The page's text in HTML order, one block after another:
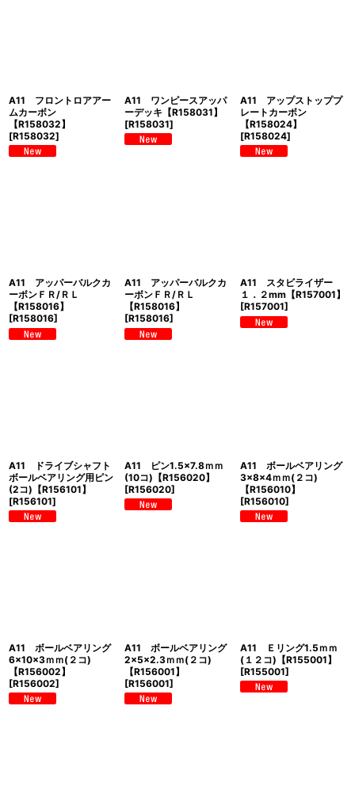
A11 フロントロアアー
ムカーボン
【R158032】
[R158032]
A11 ワンピースアッパ
ーデッキ【R158031】
[R158031]
A11 アップストッププ
レートカーボン
【R158024】
[R158024]
A11 アッパーバルクカ
ーボンＦＲ/ＲＬ
【R158016】
[R158016]
A11 アッパーバルクカ
ーボンＦＲ/ＲＬ
【R158016】
[R158016]
A11 スタビライザー
１．２mm【R157001】
[R157001]
A11 ドライブシャフト
ボールベアリング用ピン
(2コ)【R156101】
[R156101]
A11 ピン1.5×7.8ｍｍ
(10コ)【R156020】
[R156020]
A11 ボールベアリング
3×8×4ｍｍ(２コ)
【R156010】
[R156010]
A11 ボールベアリング
6×10×3ｍｍ(２コ)
【R156002】
[R156002]
A11 ボールベアリング
2×5×2.3ｍｍ(２コ)
【R156001】
[R156001]
A11 Ｅリング1.5ｍｍ
(１２コ)【R155001】
[R155001]